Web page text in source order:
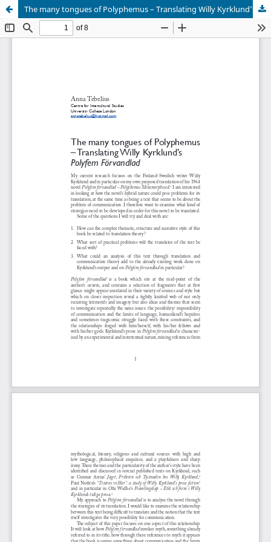
The many tongues of Polyphemus – Translating Willy Kyrklund’s Polyfem Förvandlad